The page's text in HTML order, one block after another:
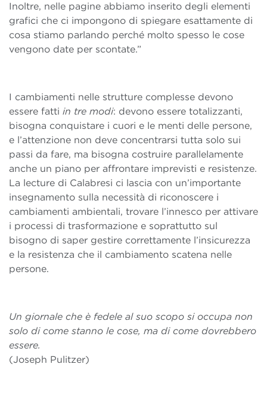
Inoltre, nelle pagine abbiamo inserito degli elementi
grafici che ci impongono di spiegare esattamente di
cosa stiamo parlando perché molto spesso le cose
vengono date per scontate.”
I cambiamenti nelle strutture complesse devono
essere fatti in tre modi: devono essere totalizzanti,
bisogna conquistare i cuori e le menti delle persone,
e l’attenzione non deve concentrarsi tutta solo sui
passi da fare, ma bisogna costruire parallelamente
anche un piano per affrontare imprevisti e resistenze.
La lecture di Calabresi ci lascia con un’importante
insegnamento sulla necessità di riconoscere i
cambiamenti ambientali, trovare l’innesco per attivare
i processi di trasformazione e soprattutto sul
bisogno di saper gestire correttamente l’insicurezza
e la resistenza che il cambiamento scatena nelle
persone.
Un giornale che è fedele al suo scopo si occupa non
solo di come stanno le cose, ma di come dovrebbero
essere.
(Joseph Pulitzer)